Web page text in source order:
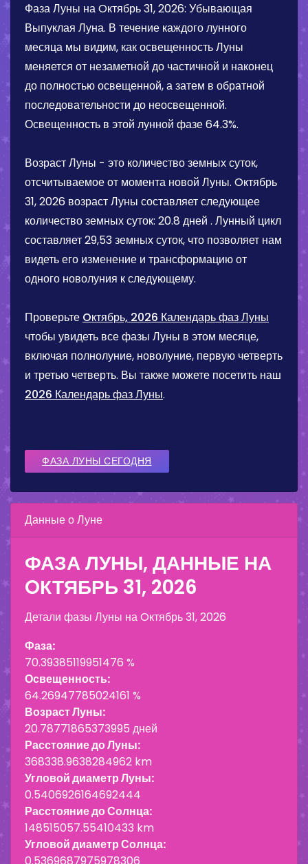
Фаза Луны наOктябрь 31, 2026: Убывающая
Выпуклая Луна. В течение каждого лунного
месяца мы видим, как освещенность Луны
меняется от незаметной до частичной и наконец
до полностью освещенной, а затем в обратной
последовательности до неосвещенной.
Освещенность в этой лунной фазе64.3%.
Возраст Луны - это количество земных суток,
отсчитываемое от момента новой Луны. Oктябрь
31, 2026 возраст Луны составляет следующее
количество земных суток: 20.8 дней . Лунный цикл
составляет 29,53 земных суток, что позволяет нам
видеть его изменение и трансформацию от
одного новолуния к следующему.
Проверьте Oктябрь, 2026 Календарь фаз Луны
чтобы увидеть все фазы Луны в этом месяце,
включая полнолуние, новолуние, первую четверть
и третью четверть. Вы также можете посетить наш
2026 Календарь фаз Луны.
ФАЗА ЛУНЫ СЕГОДНЯ
Данные о Луне
ФАЗА ЛУНЫ, ДАННЫЕ НА
OКТЯБРЬ 31, 2026
Детали фазы Луны наOктябрь 31, 2026
Фаза:
70.39385119951476 %
Освещенность:
64.26947785024161 %
Возраст Луны:
20.78771865373995 дней
Расстояние до Луны:
368338.9638284962 km
Угловой диаметр Луны:
0.5406926164692444
Расстояние до Солнца:
148515057.55410433 km
Угловой диаметр Солнца: